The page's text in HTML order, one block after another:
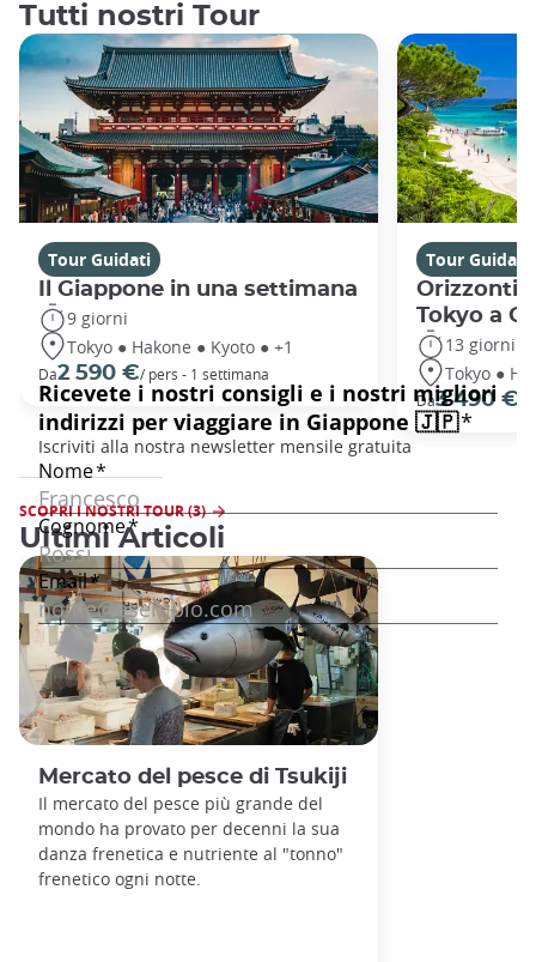
Tutti nostri Tour
Tour Guidati
Il Giappone in una settimana
9 giorni
Tokyo ● Hakone ● Kyoto ● +1
Da2 590 €/ pers - 1 settimana
Tour Guidati
Orizzonti
Tokyo a
13 giorni
Tokyo ●
Da3 490 €
SCOPRI I NOSTRI TOUR (3)
Ultimi Articoli
Mercato del pesce di Tsukiji
Il mercato del pesce più grande del
mondo ha provato per decenni la sua
danza frenetica e nutriente al "tonno"
frenetico ogni notte.